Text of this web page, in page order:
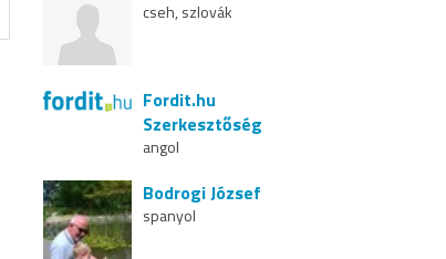
cseh, szlovák
Fordit.hu
Szerkesztőség
angol
Bodrogi József
spanyol